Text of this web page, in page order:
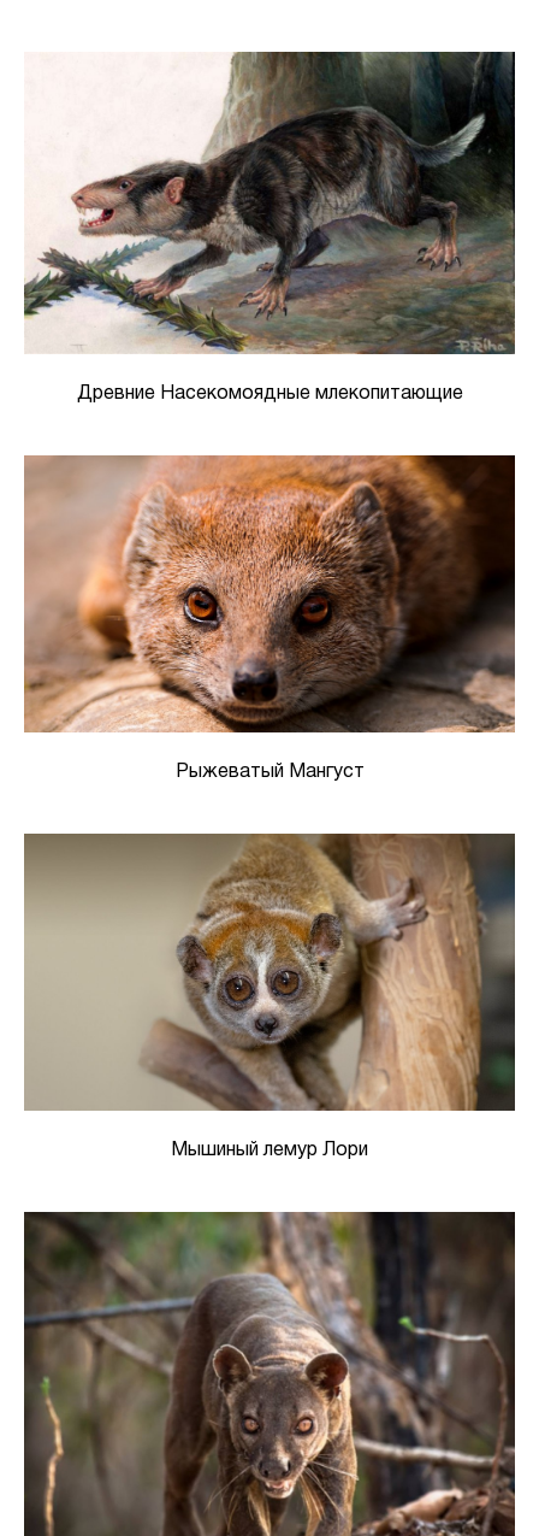
Древние Насекомоядные млекопитающие
Рыжеватый Мангуст
Мышиный лемур Лори